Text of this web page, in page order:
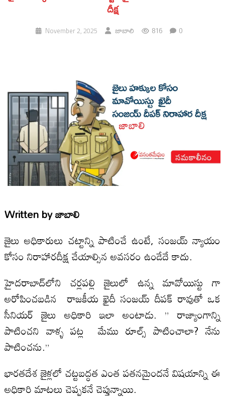
దీక్ష‌
November 2, 2025 జాబాలి 816 0
Written byజాబాలి
జైలు అధికారులు చట్టాన్ని పాటించే ఉంటే, సంజయ్ న్యాయం
కోసం నిరాహారదీక్ష చేయాల్సిన అవసరం ఉండేదే కాదు.
హైదరాబాద్‌లోని చర్లపల్లి జైలులో ఉన్న మావోయిస్టు గా
అరోపించబడిన రాజకీయ ఖైదీ సంజయ్ దీపక్ రావుతో ఒక
సీనియర్ జైలు అధికారి ఇలా అంటాడు. ” రాజ్యాంగాన్ని
పాటించని వాళ్ళ పట్ల మేము రూల్స్ పాటించాలా? నేను
పాటించను.”
భారతదేశ జైళ్లలో చట్టబద్ధత ఎంత పతనమైందనే విషయాన్ని ఈ
అధికారి మాటలు చెప్పకనే చెప్తున్నాయి.